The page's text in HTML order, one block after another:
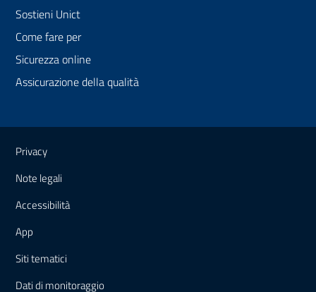
Sostieni Unict
Come fare per
Sicurezza online
Assicurazione della qualità
Link e informazioni utili
Privacy
Note legali
Accessibilità
App
Siti tematici
Dati di monitoraggio